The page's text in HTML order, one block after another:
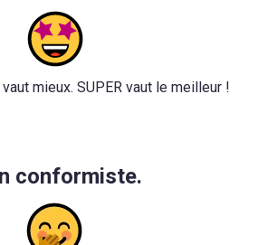
mieux. SUPER vaut le meilleur !
conformiste.